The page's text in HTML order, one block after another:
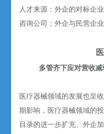
人才来源：外企的对标企
咨询公司；外企与民营企
多管齐下应对营收
医疗器械领域的发展也呈
期影响，医疗器械领域的
目录的进一步扩充、外企